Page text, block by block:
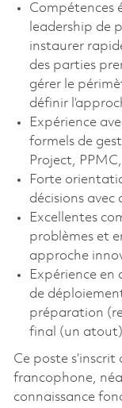
Compétences
leadership de
instaurer
des parties
gérer le
définir
Expérience
formels de
Project,
Forte
décisions avec
Excellentes
problèmes et
approche
Expérience
de
préparation
final (un atout)
Ce poste
francophone,
connaissance